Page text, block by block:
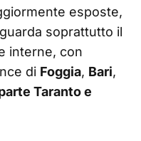
esposte,
soprattutto il
interne, con
di Foggia, Bari,
Taranto e